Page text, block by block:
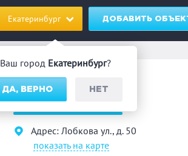
Екатеринбург
Ваш город Екатеринбург?
ДА, ВЕРНО НЕТ
ДОБАВИТЬ
Сауна
«Неаполь»
Адрес: Лобкова ул., д. 50
показать на карте